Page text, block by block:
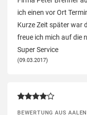
ich einen vor Ort
Kurze Zeit später war
freue ich mich auf die
Super Service
(09.03.2017)
BEWERTUNG AUS AALEN